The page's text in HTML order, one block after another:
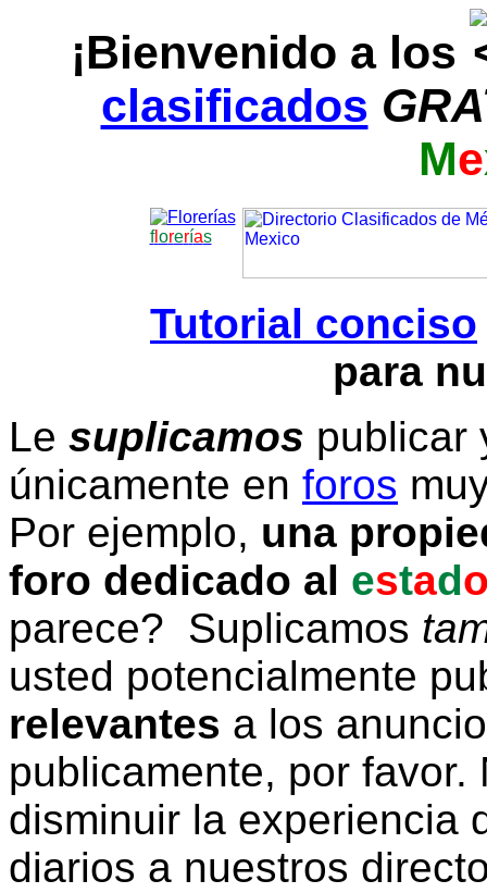
¡Bienvenido a los
clasificados
Me
florerías
Tutorial conciso
para
Le suplicamos publicar
únicamente en foros
Por ejemplo, una
foro dedicado al estad
parece? Suplicamos
usted potencialmente
relevantes a los
publicamente, por
disminuir la experiencia
diarios a nuestros